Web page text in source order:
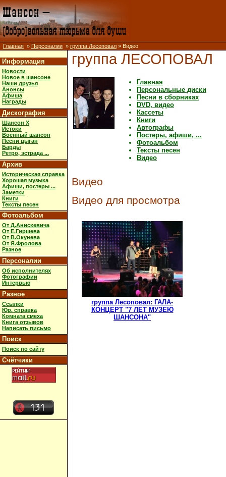
Главная » Персоналии » группа Лесоповал » Видео
Информация
Новости
Новое в шансоне
Наши друзья
Анонсы
Афиша
Награды
Дискография
Шансон X
Истоки
Военный шансон
Песни цыган
Барды
Ретро, эстрада ...
Архив
Историческая справка
Хорошая музыка
Афиши, постеры ...
Заметки
Книги
Тексты песен
Фотоальбом
От Д.Анискевича
От Е.Гиршева
От В.Окунева
От Я.Фролова
Разное
Персоналии
Об исполнителях
Фотографии
Интервью
Разное
Ссылки
Юр. справка
Комната смеха
Книга отзывов
Написать письмо
Поиск
Поиск по сайту
Счётчики
группа ЛЕСОПОВАЛ
Главная
Персональные диски
Песни в сборниках
DVD, видео
Кассеты
Книги
Автографы
Постеры, афиши, ...
Фотоальбом
Тексты песен
Видео
Видео
Видео для просмотра
группа Лесоповал: ГАЛА-
КОНЦЕРТ "7 ЛЕТ МУЗЕЮ
ШАНСОНА"